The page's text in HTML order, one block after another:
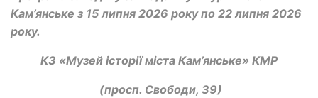
Кам’янське з 15 липня 2026 року по 22 липня 2026
року.
КЗ «Музей історії міста Кам’янське» КМР
(просп. Свободи, 39)